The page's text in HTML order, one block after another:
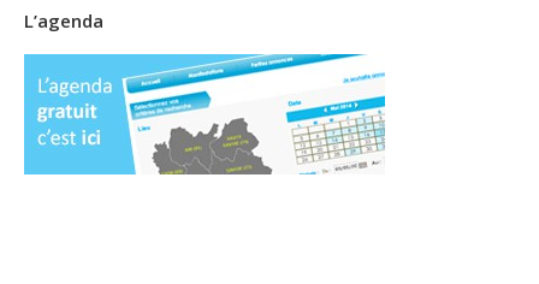
L’agenda